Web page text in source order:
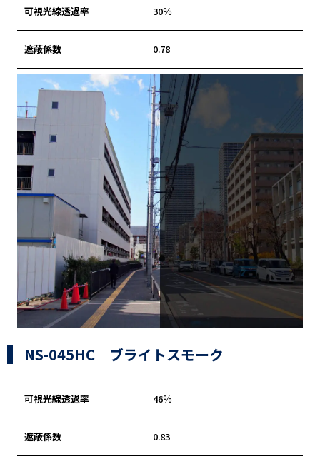
可視光線透過率 30％
遮蔽係数 0.78
NS-045HC ブライトスモーク
可視光線透過率 46％
遮蔽係数 0.83